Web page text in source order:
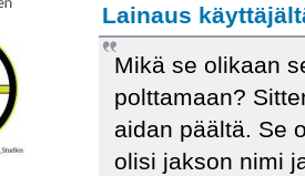
Lainaus
Mikä se olikaan
polttamaan?
aidan päältä. Se
olisi jakson nimi